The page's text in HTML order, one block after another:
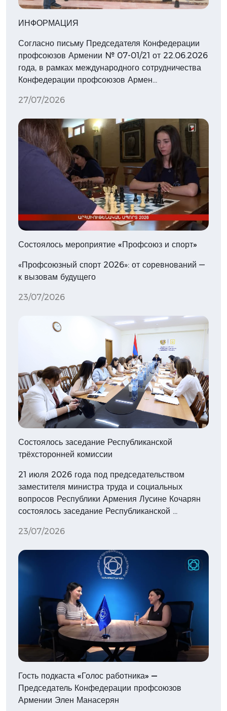
ИНФОРМАЦИЯ
Согласно письму Председателя Конфедерации
профсоюзов Армении № 07-01/21 от 22.06.2026
года, в рамках международного сотрудничества
Конфедерации профсоюзов Армен…
27/07/2026
Состоялось мероприятие «Профсоюз и спорт»
«Профсоюзный спорт 2026»: от соревнований —
к вызовам будущего
23/07/2026
Состоялось заседание Республиканской
трёхсторонней комиссии
21 июля 2026 года под председательством
заместителя министра труда и социальных
вопросов Республики Армения Лусине Кочарян
состоялось заседание Республиканской …
23/07/2026
Гость подкаста «Голос работника» —
Председатель Конфедерации профсоюзов
Армении Элен Манасерян